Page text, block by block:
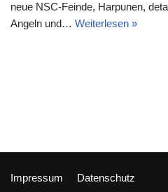
neue NSC-Feinde, Harpunen,
Angeln und… Weiterlesen »
Impressum Datenschutz